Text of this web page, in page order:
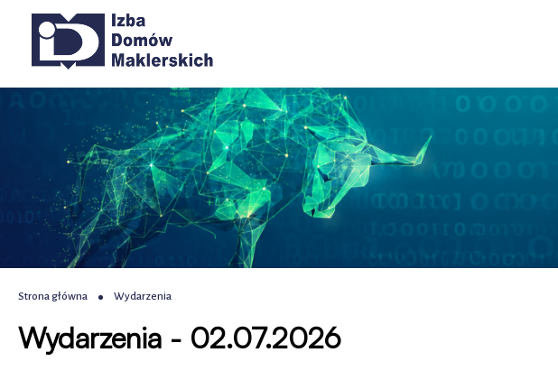
Wydarzenia
Izba
Domów
Maklerskich
Przejdź
głównego
Przejdź
Przejdź
wyszukiwania
Przejdź
nawigacja
Ścieżka
nawigacyjna
Strona główna Wydarzenia
Wydarzenia - 02.07.2026